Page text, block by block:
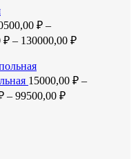
₽ –
₽ – 130000,00 ₽
15000,00 ₽ –
– 99500,00 ₽